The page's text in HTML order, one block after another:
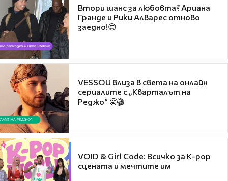
Втори шанс за любовта? Ариана
Гранде и Рики Алварес отново
заедно!😍
VESSOU влиза в света на онлайн
сериалите с „Кварталът на
Реджо“ 🤩🎬
VOID & Girl Code: Всичко за K-pop
сцената и мечтите им